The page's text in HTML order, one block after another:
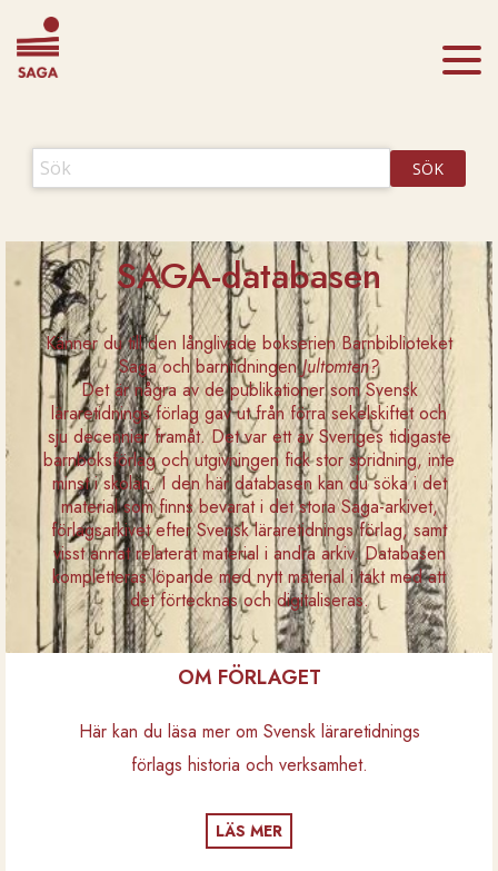
SÖK
SAGA-databasen
Känner du till den långlivade bokserien Barnbiblioteket
Saga och barntidningenJultomten?
Det är några av de publikationer som Svensk
läraretidnings förlag gav ut från förra sekelskiftet och
sju decennier framåt. Det var ett av Sveriges tidigaste
barnboksförlag och utgivningen fick stor spridning, inte
minst i skolan. I den här databasen kan du söka i det
material som finns bevarat i det stora Saga-arkivet,
förlagsarkivet efter Svensk läraretidnings förlag, samt
visst annat relaterat material i andra arkiv. Databasen
kompletteras löpande med nytt material i takt med att
det förtecknas och digitaliseras.
OM FÖRLAGET
Här kan du läsa mer om Svensk läraretidnings
förlags historia och verksamhet.
LÄS MER